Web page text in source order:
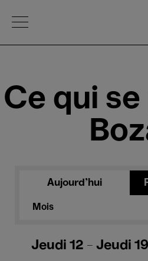
Open Menu
Ce qui se
Aujourd'hui
Mois
Jeudi 12 - Jeudi